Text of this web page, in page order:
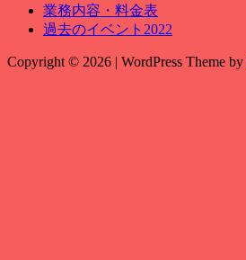
業務内容・料金表
過去のイベント2022
Copyright © 2026 | WordPress Theme by